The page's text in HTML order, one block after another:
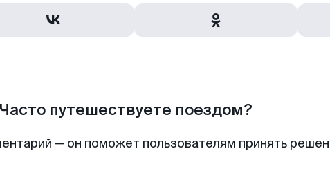
Часто путешествуете поездом?
— он поможет пользователям принять